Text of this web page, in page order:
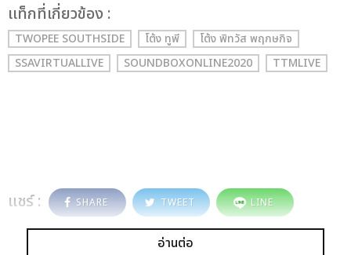
เเท็กที่เกี่ยวข้อง :
TWOPEE SOUTHSIDE โต้ง ทูพี
โต้ง พิทวัส พฤกษกิจ
SSAVIRTUALLIVE
SOUNDBOXONLINE2020 TTMLIVE
แชร์ : SHARE TWEET LINE
อ่านต่อ